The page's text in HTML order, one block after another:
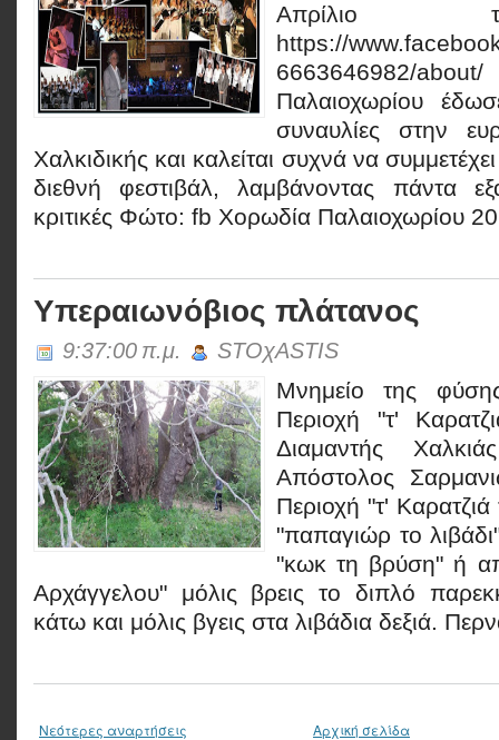
Απρίλιο
https://
6663646982/
Παλαιοχωρίου
συναυλίες στην
Χαλκιδικής και καλείται συχνά να
διεθνή φεστιβάλ, λαμβάνοντας πάντα
κριτικές Φώτο: fb Χορωδία Παλαιοχωρίου
Υπεραιωνόβιος πλάτανος
9:37:00 π.μ. STOχASTIS
Μνημείο της
Περιοχή "τ'
Διαμαντής
Απόστολος
Περιοχή "τ'
"παπαγιώρ το
"κωκ τη βρύση" ή
Αρχάγγελου" μόλις βρεις το διπλό
κάτω και μόλις βγεις στα λιβάδια δεξιά.
Νεότερες αναρτήσεις
Αρχική σελίδα